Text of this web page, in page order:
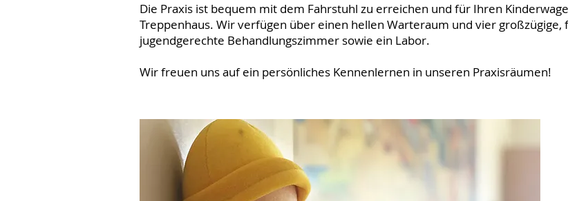
Die Praxis ist bequem mit dem Fahrstuhl zu erreichen und für Ihren
Treppenhaus. Wir verfügen über einen hellen Warteraum und vier
jugendgerechte Behandlungszimmer sowie ein Labor.
Wir freuen uns auf ein persönliches Kennenlernen in unseren Praxisräumen!